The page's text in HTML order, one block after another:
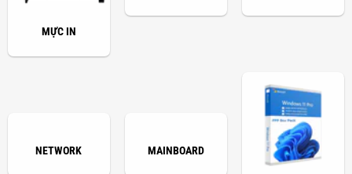
MỰC IN
NETWORK MAINBOARD